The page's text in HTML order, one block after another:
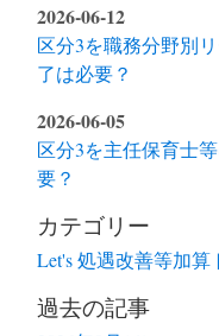
2026-06-12
区分3を職務分野別
了は必要？
2026-06-05
区分3を主任保育士
要？
カテゴリー
Let's 処遇改善等加算
過去の記事